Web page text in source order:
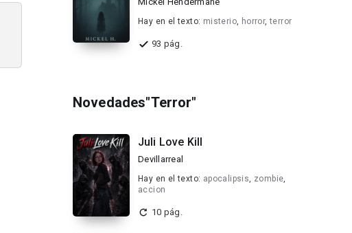
Hay en el texto: misterio, horror,terror
93 pág.
Novedades"Terror"
Juli Love Kill
Devillarreal
Hay en el texto: apocalipsis, zombie,
accion
10 pág.